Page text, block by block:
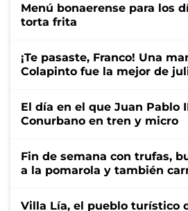
Menú bonaerense para los
torta frita
¡Te pasaste, Franco! Una
Colapinto fue la mejor de
El día en el que Juan Pablo
Conurbano en tren y micro
Fin de semana con trufas,
a la pomarola y también
Villa Lía, el pueblo turístico